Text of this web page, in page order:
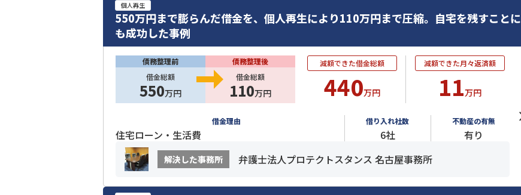
個人再生
550万円まで膨らんだ借金を、個人再生により110万円まで圧縮。自宅を残すことに
も成功した事例
債務整理前
借金総額
550万円
債務整理後
借金総額
110万円
減額できた借金総額
440万円
減額できた月々返済額
11万円
借金理由
住宅ローン・生活費
借り入れ社数
6社
不動産の有無
有り
解決した事務所 弁護士法人プロテクトスタンス 名古屋事務所